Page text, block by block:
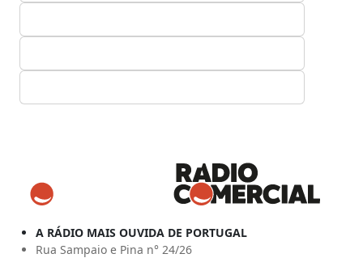
A RÁDIO MAIS OUVIDA DE PORTUGAL
Rua Sampaio e Pina n° 24/26